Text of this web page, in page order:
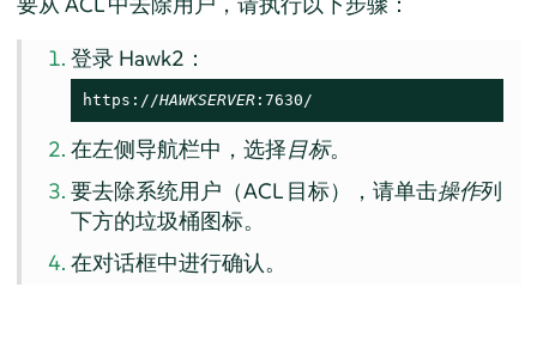
登录 Hawk2：
https://HAWKSERVER :7630/
在左侧导航栏中，选择目标。
要去除系统用户（ACL 目标），请单击操作列
下方的垃圾桶图标。
在对话框中进行确认。